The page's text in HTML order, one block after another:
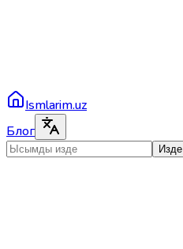
Ismlarim.uz
Блог
Изде